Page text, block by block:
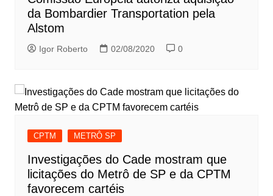
da Bombardier Transportation pela
Alstom
Igor Roberto 02/08/2020 0
CPTM METRÔ SP
Investigações do Cade mostram que
licitações do Metrô de SP e da CPTM
favorecem cartéis